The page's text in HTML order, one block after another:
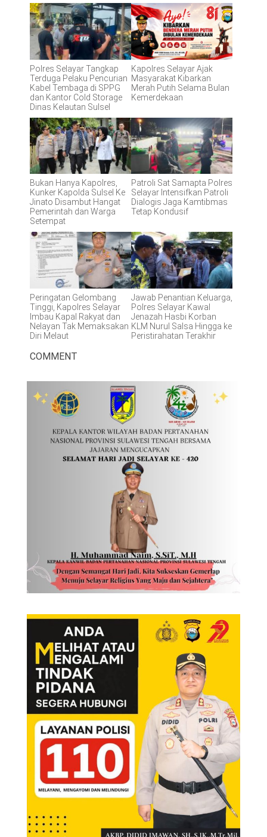
Polres Selayar Tangkap
Terduga Pelaku Pencurian
Kabel Tembaga di SPPG
dan Kantor Cold Storage
Dinas Kelautan Sulsel
Kapolres Selayar Ajak
Masyarakat Kibarkan
Merah Putih Selama Bulan
Kemerdekaan
Bukan Hanya Kapolres,
Kunker Kapolda Sulsel Ke
Jinato Disambut Hangat
Pemerintah dan Warga
Setempat
Patroli Sat Samapta Polres
Selayar Intensifkan Patroli
Dialogis Jaga Kamtibmas
Tetap Kondusif
Peringatan Gelombang
Tinggi, Kapolres Selayar
Imbau Kapal Rakyat dan
Nelayan Tak Memaksakan
Diri Melaut
Jawab Penantian Keluarga,
Polres Selayar Kawal
Jenazah Hasbi Korban
KLM Nurul Salsa Hingga ke
Peristirahatan Terakhir
COMMENT